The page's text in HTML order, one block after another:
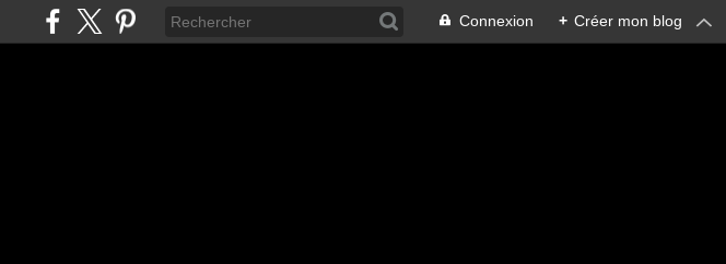
Connexion + Créer mon blog